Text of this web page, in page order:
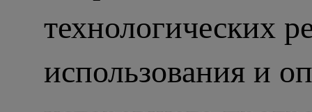
технологических
использования и